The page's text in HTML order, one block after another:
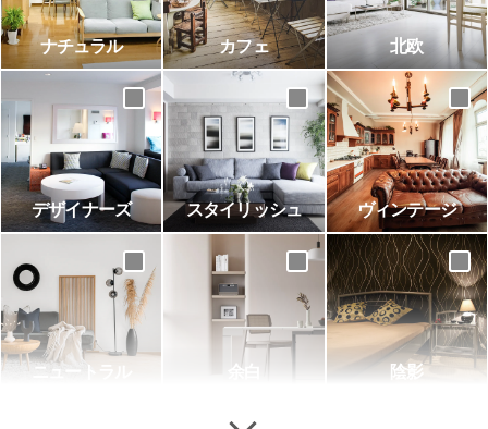
ナチュラル カフェ 北欧
デザイナーズ スタイリッシュ ヴィンテージ
ニュートラル 余白 陰影